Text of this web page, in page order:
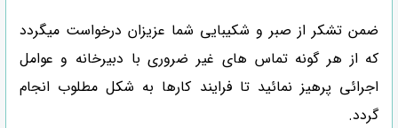
ضمن تشکر از صبر و شکیبایی شما عزیزان درخواست میگردد
که از هر گونه تماس های غیر ضروری با دبیرخانه و عوامل
اجرائی پرهیز نمائید تا فرایند کارها به شکل مطلوب انجام
گردد.